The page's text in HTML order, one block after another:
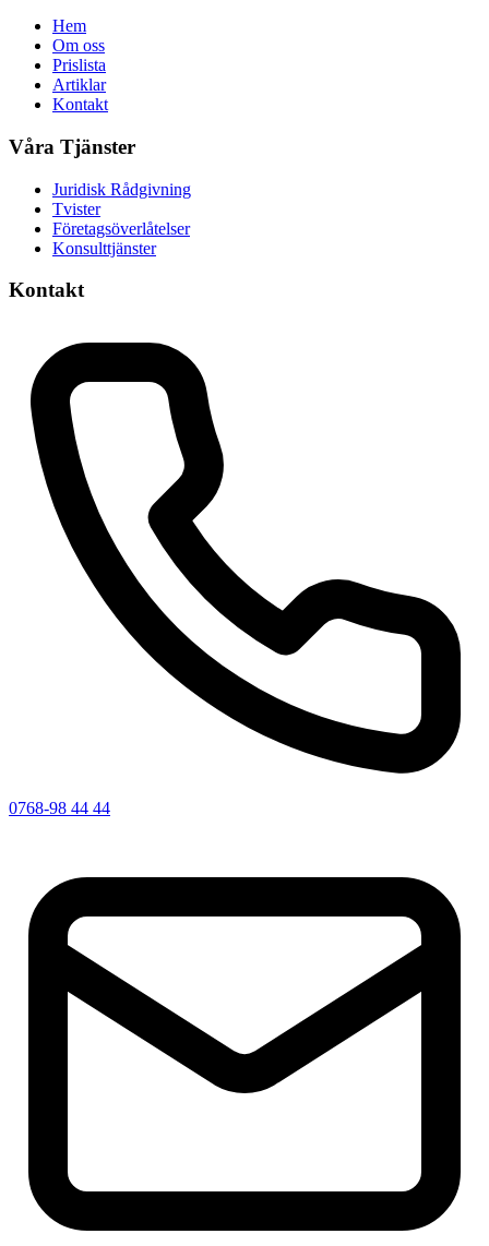
Hem
Om oss
Prislista
Artiklar
Kontakt
Våra Tjänster
Juridisk Rådgivning
Tvister
Företagsöverlåtelser
Konsulttjänster
Kontakt
0768-98 44 44